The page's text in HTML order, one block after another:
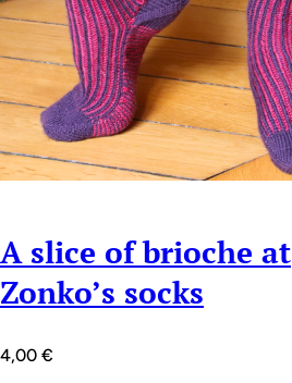
A slice of brioche at
Zonko’s socks
4,00 €